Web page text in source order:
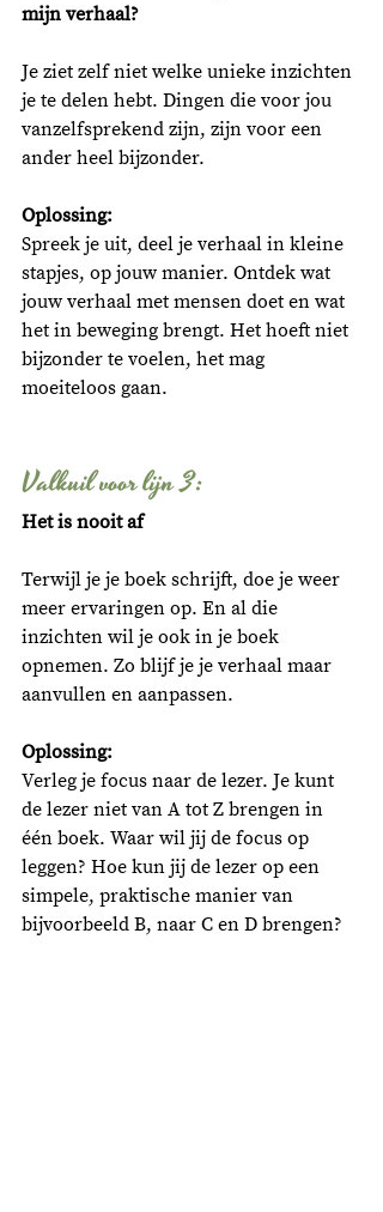
mijn verhaal?
Je ziet zelf niet welke unieke inzichten
je te delen hebt. Dingen die voor jou
vanzelfsprekend zijn, zijn voor een
ander heel bijzonder.
Oplossing:
Spreek je uit, deel je verhaal in kleine
stapjes, op jouw manier. Ontdek wat
jouw verhaal met mensen doet en wat
het in beweging brengt. Het hoeft niet
bijzonder te voelen, het mag
moeiteloos gaan.
Valkuil voor lijn 3:
Het is nooit af
Terwijl je je boek schrijft, doe je weer
meer ervaringen op. En al die
inzichten wil je ook in je boek
opnemen. Zo blijf je je verhaal maar
aanvullen en aanpassen.
Oplossing:
Verleg je focus naar de lezer. Je kunt
de lezer niet van A tot Z brengen in
één boek. Waar wil jij de focus op
leggen? Hoe kun jij de lezer op een
simpele, praktische manier van
bijvoorbeeld B, naar C en D brengen?